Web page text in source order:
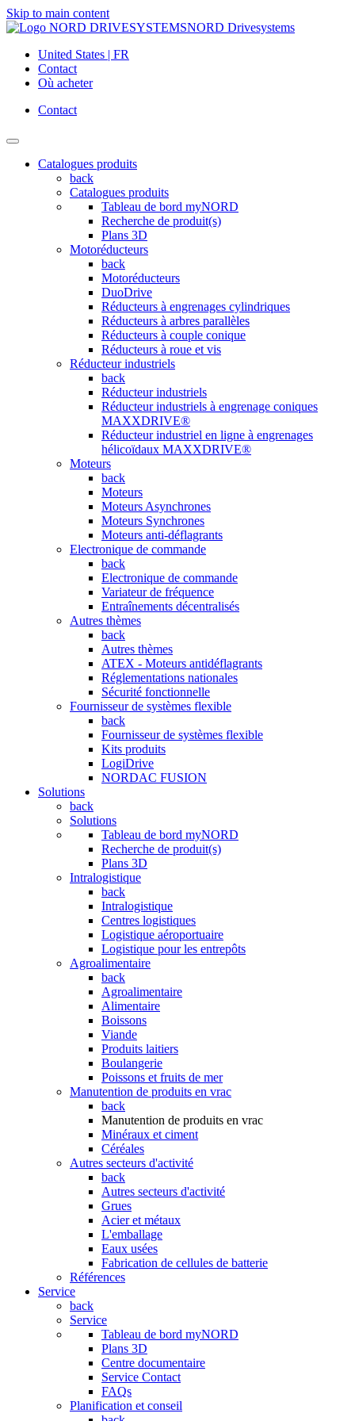
Skip to main content
NORD Drivesystems
United States | FR
Contact
Où acheter
Contact
Catalogues produits
back
Catalogues produits
Tableau de bord myNORD
Recherche de produit(s)
Plans 3D
Motoréducteurs
back
Motoréducteurs
DuoDrive
Réducteurs à engrenages cylindriques
Réducteurs à arbres parallèles
Réducteurs à couple conique
Réducteurs à roue et vis
Réducteur industriels
back
Réducteur industriels
Réducteur industriels à engrenage coniques
MAXXDRIVE®
Réducteur industriel en ligne à engrenages
hélicoïdaux MAXXDRIVE®
Moteurs
back
Moteurs
Moteurs Asynchrones
Moteurs Synchrones
Moteurs anti-déflagrants
Electronique de commande
back
Electronique de commande
Variateur de fréquence
Entraînements décentralisés
Autres thèmes
back
Autres thèmes
ATEX - Moteurs antidéflagrants
Réglementations nationales
Sécurité fonctionnelle
Fournisseur de systèmes flexible
back
Fournisseur de systèmes flexible
Kits produits
LogiDrive
NORDAC FUSION
Solutions
back
Solutions
Tableau de bord myNORD
Recherche de produit(s)
Plans 3D
Intralogistique
back
Intralogistique
Centres logistiques
Logistique aéroportuaire
Logistique pour les entrepôts
Agroalimentaire
back
Agroalimentaire
Alimentaire
Boissons
Viande
Produits laitiers
Boulangerie
Poissons et fruits de mer
Manutention de produits en vrac
back
Manutention de produits en vrac
Minéraux et ciment
Céréales
Autres secteurs d'activité
back
Autres secteurs d'activité
Grues
Acier et métaux
L'emballage
Eaux usées
Fabrication de cellules de batterie
Références
Service
back
Service
Tableau de bord myNORD
Plans 3D
Centre documentaire
Service Contact
FAQs
Planification et conseil